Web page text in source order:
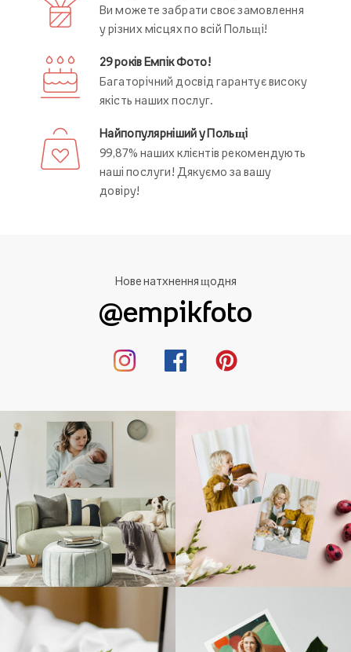
Ви можете забрати своє замовлення
у різних місцях по всій Польщі!
29 років Емпік Фото!
Багаторічний досвід гарантує високу
якість наших послуг.
Найпопулярніший у Польщі
99,87% наших клієнтів рекомендують
наші послуги! Дякуємо за вашу
довіру!
Нове натхнення щодня
@empikfoto